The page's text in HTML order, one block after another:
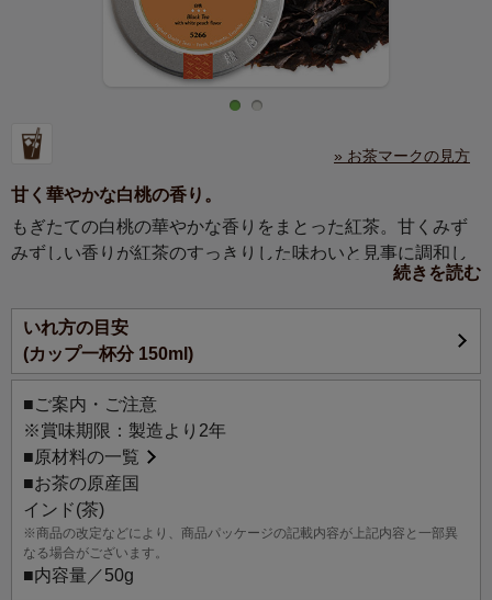
» お茶マークの見方
甘く華やかな白桃の香り。
もぎたての白桃の華やかな香りをまとった紅茶。甘くみず
みずしい香りが紅茶のすっきりした味わいと見事に調和し
みずみずしくジューシーな白桃の香りのフレーバードティ
ーです。
甘みがありながらもすっきりとした紅茶の味わいが、白桃
の香りを引き立たせます。
ストレートはもちろん、アイスティーでもぜひお楽しみく
ださい。
続きを読む
いれ方の目安
(カップ一杯分 150ml)
■ご案内・ご注意
※賞味期限：製造より2年
■原材料の一覧
■お茶の原産国
インド(茶)
※商品の改定などにより、商品パッケージの記載内容が上記内容と一部異
なる場合がございます。
■内容量／50g